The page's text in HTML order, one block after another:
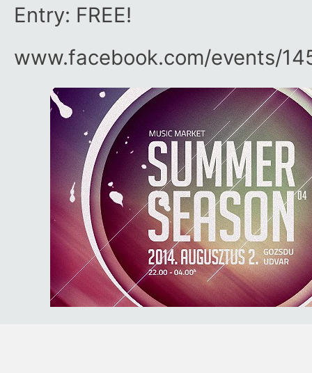
Entry: FREE!
www.facebook.com/​events/​